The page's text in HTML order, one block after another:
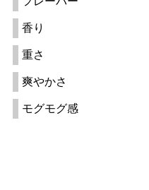
香り
重さ
爽やかさ
モグモグ感